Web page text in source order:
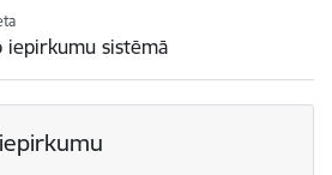
iepirkumu sistēmā